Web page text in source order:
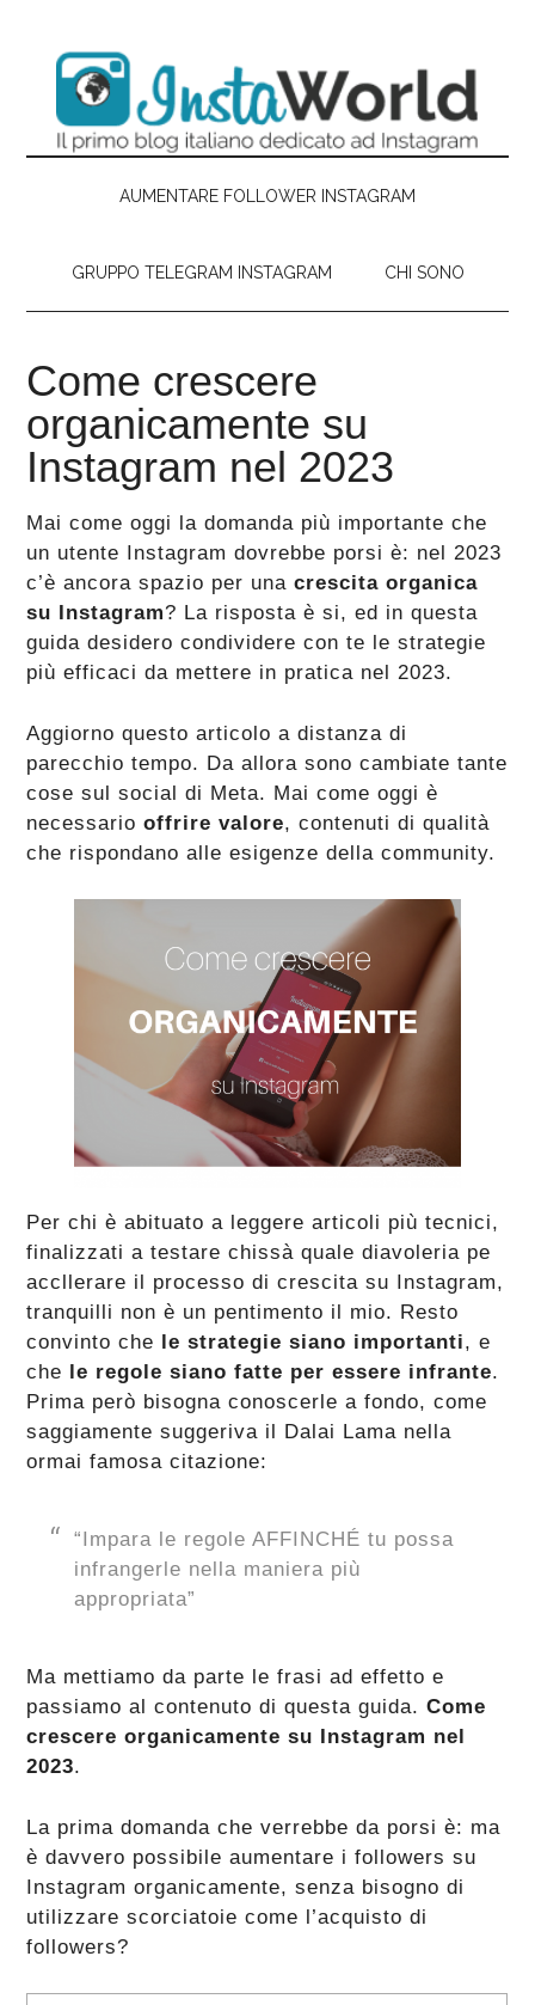
contenuto
principale
secondary
laterale
primaria
AUMENTARE FOLLOWER INSTAGRAM
GRUPPO TELEGRAM INSTAGRAM CHI SONO
Come crescere
organicamente su
Instagram nel 2023
Mai come oggi la domanda più importante che
un utente Instagram dovrebbe porsi è: nel 2023
c’è ancora spazio per unacrescita organica
su Instagram? La risposta è si, ed in questa
guida desidero condividere con te le strategie
più efficaci da mettere in pratica nel 2023.
Aggiorno questo articolo a distanza di
parecchio tempo. Da allora sono cambiate tante
cose sul social di Meta. Mai come oggi è
necessariooffrire valore, contenuti di qualità
che rispondano alle esigenze della community.
Per chi è abituato a leggere articoli più tecnici,
finalizzati a testare chissà quale diavoleria pe
accllerare il processo di crescita su Instagram,
tranquilli non è un pentimento il mio. Resto
convinto che
le strategie siano importanti, e
che
le regole siano fatte per essere infrante.
Prima però bisogna conoscerle a fondo, come
saggiamente suggeriva il Dalai Lama nella
ormai famosa citazione:
“Impara le regole AFFINCHÉ tu possa
infrangerle nella maniera più
appropriata”
Ma mettiamo da parte le frasi ad effetto e
passiamo al contenuto di questa guida.Come
crescere organicamente su Instagram nel
2023.
La prima domanda che verrebbe da porsi è: ma
è davvero possibile aumentare i followers su
Instagram organicamente, senza bisogno di
utilizzare scorciatoie come l’acquisto di
followers?